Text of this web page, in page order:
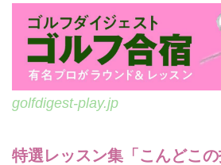
golfdigest-play.jp
特選レッスン集「こんどこ